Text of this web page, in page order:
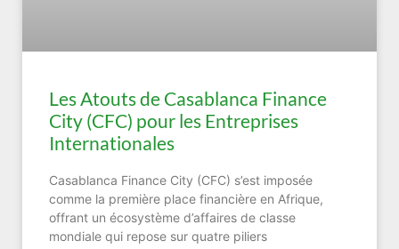
Les Atouts de Casablanca Finance
City (CFC) pour les Entreprises
Internationales
Casablanca Finance City (CFC) s’est imposée
comme la première place financière en Afrique,
offrant un écosystème d’affaires de classe
mondiale qui repose sur quatre piliers